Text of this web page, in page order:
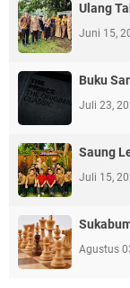
Ulang
Juni 15,
Buku
Juli 23,
Saung
Juli 15,
Agustus